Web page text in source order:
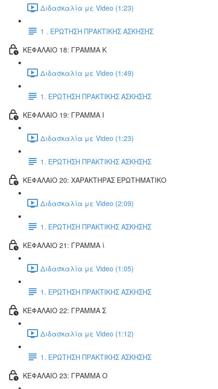
Διδασκαλία με Video (1:23)
1 . ΕΡΩΤΗΣΗ ΠΡΑΚΤΙΚΗΣ ΑΣΚΗΣΗΣ
ΚΕΦΑΛΑΙΟ 18: ΓΡΑΜΜΑ Κ
Διδασκαλία με Video (1:49)
1. ΕΡΩΤΗΣΗ ΠΡΑΚΤΙΚΗΣ ΑΣΚΗΣΗΣ
ΚΕΦΑΛΑΙΟ 19: ΓΡΑΜΜΑ Ι
Διδασκαλία με Video (1:23)
1. ΕΡΩΤΗΣΗ ΠΡΑΚΤΙΚΗΣ ΑΣΚΗΣΗΣ
ΚΕΦΑΛΑΙΟ 20: ΧΑΡΑΚΤΗΡΑΣ ΕΡΩΤΗΜΑΤΙΚΟ
Διδασκαλία με Video (2:09)
1. ΕΡΩΤΗΣΗ ΠΡΑΚΤΙΚΗΣ ΑΣΚΗΣΗΣ
ΚΕΦΑΛΑΙΟ 21: ΓΡΑΜΜΑ ί
Διδασκαλία με Video (1:05)
1. ΕΡΩΤΗΣΗ ΠΡΑΚΤΙΚΗΣ ΑΣΚΗΣΗΣ
ΚΕΦΑΛΑΙΟ 22: ΓΡΑΜΜΑ Σ
Διδασκαλία με Video (1:12)
1. ΕΡΩΤΗΣΗ ΠΡΑΚΤΙΚΗΣ ΑΣΚΗΣΗΣ
ΚΕΦΑΛΑΙΟ 23: ΓΡΑΜΜΑ Ο